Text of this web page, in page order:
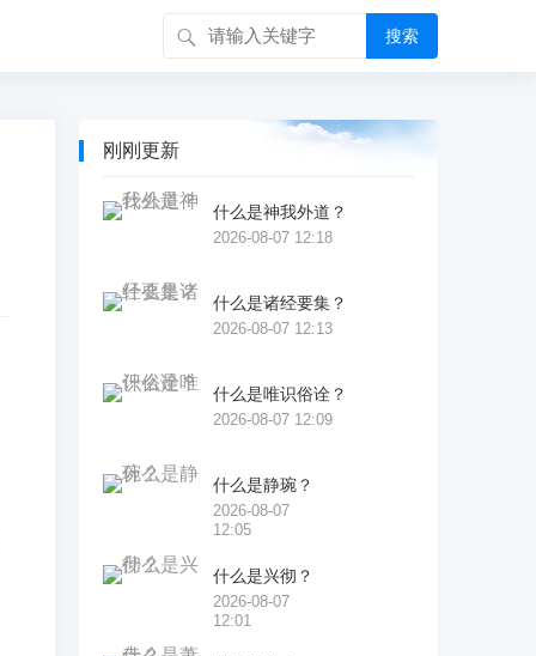
搜索
刚刚更新
什么是神我外道？
2026-08-07 12:18
什么是诸经要集？
2026-08-07 12:13
什么是唯识俗诠？
2026-08-07 12:09
什么是静琬？
2026-08-07
12:05
什么是兴彻？
2026-08-07
12:01